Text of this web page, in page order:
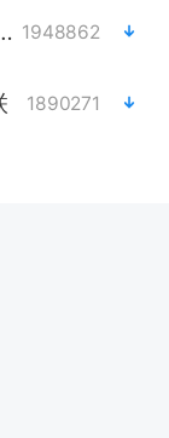
崖滑坡1人失联 1948862
1890271